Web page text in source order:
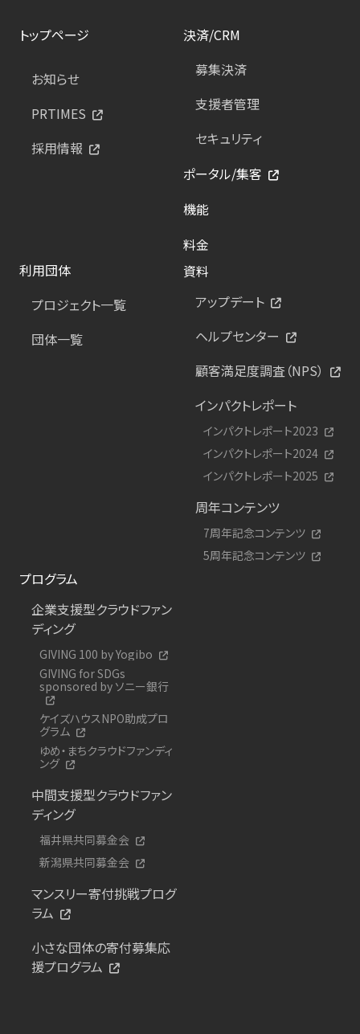
トップページ
お知らせ
PRTIMES
採用情報
決済/CRM
募集決済
支援者管理
セキュリティ
ポータル/集客
機能
料金
利用団体
プロジェクト一覧
団体一覧
資料
アップデート
ヘルプセンター
顧客満足度調査（NPS）
インパクトレポート
インパクトレポート2023
インパクトレポート2024
インパクトレポート2025
周年コンテンツ
7周年記念コンテンツ
5周年記念コンテンツ
プログラム
企業支援型クラウドファン
ディング
GIVING 100 by Yogibo
GIVING for SDGs
sponsored by ソニー銀行
ケイズハウスNPO助成プロ
グラム
ゆめ・まちクラウドファンディ
ング
中間支援型クラウドファン
ディング
福井県共同募金会
新潟県共同募金会
マンスリー寄付挑戦プログ
ラム
小さな団体の寄付募集応
援プログラム